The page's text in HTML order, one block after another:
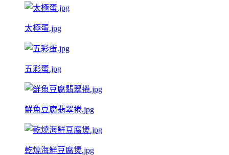
太極蛋.jpg
五彩蛋.jpg
鮮魚豆腐翡翠捲.jpg
乾燒海鮮豆腐煲.jpg